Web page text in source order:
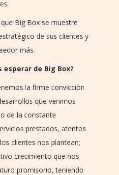
Big Box se muestre
de sus clientes y
más.
esperar de Big Box?
la firme convicción
que venimos
de la constante
prestados, atentos
clientes nos plantean;
crecimiento que nos
promisorio, teniendo